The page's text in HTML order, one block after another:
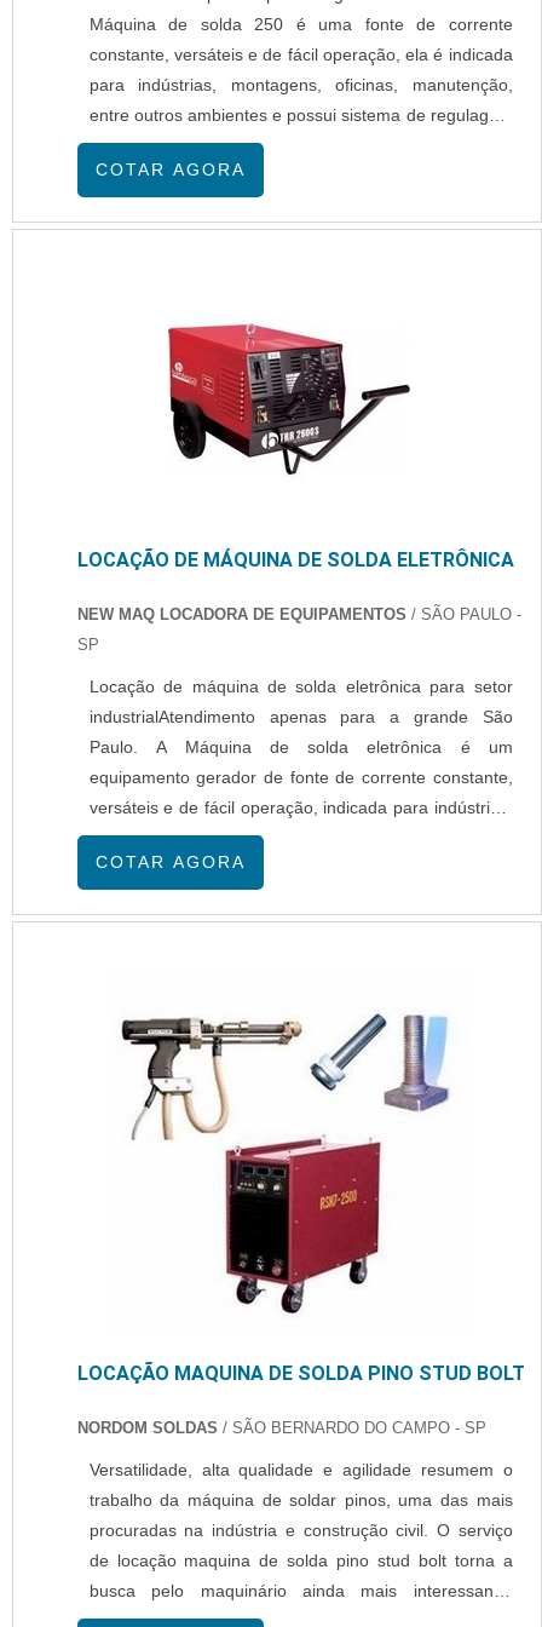
Máquina de solda 250 é uma fonte de corrente
constante, versáteis e de fácil operação, ela é indicada
para indústrias, montagens, oficinas, manutenção,
entre outros ambientes e possui sistema de regulagem
contínua de corrente através de reator saturado que
proporciona ajuste fino adequado às necessidades do
inoxidáveis e ferros fundidos e suas liga...
COTAR AGORA
LOCAÇÃO DE MÁQUINA DE SOLDA ELETRÔNICA
NEW MAQ LOCADORA DE EQUIPAMENTOS / SÃO PAULO -
SP
Locação de máquina de solda eletrônica para setor
industrialAtendimento apenas para a grande São
Paulo. A Máquina de solda eletrônica é um
equipamento gerador de fonte de corrente constante,
versáteis e de fácil operação, indicada para indústrias,
manutenção, montagens, oficinas, entre outros
ambientes diversos. Com um sistema de regulagem
proporciona ajuste fino adequado às necessidad...
COTAR AGORA
LOCAÇÃO MAQUINA DE SOLDA PINO STUD BOLT
NORDOM SOLDAS / SÃO BERNARDO DO CAMPO - SP
Versatilidade, alta qualidade e agilidade resumem o
trabalho da máquina de soldar pinos, uma das mais
procuradas na indústria e construção civil. O serviço
de locação maquina de solda pino stud bolt torna a
busca pelo maquinário ainda mais interessante,
especialmente por conta do valor de mercado, que